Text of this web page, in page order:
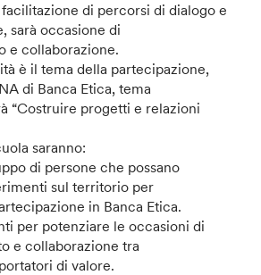
di percorsi di dialogo e
sarà occasione di
e collaborazione.
è il tema della partecipazione,
di Banca Etica, tema
“Costruire progetti e relazioni
saranno:
di persone che possano
sul territorio per
in Banca Etica.
per potenziare le occasioni di
e collaborazione tra
di valore.